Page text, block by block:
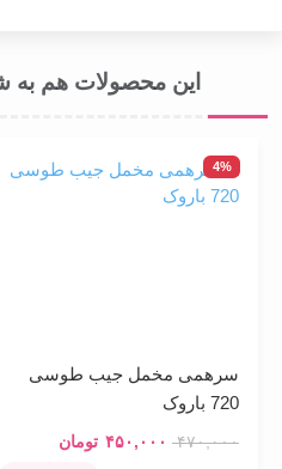
این محصولات هم به
4%
سرهمی مخمل جیب طوسی
720 باروک
۴۷۰,۰۰۰ ۴۵۰,۰۰۰ تومان